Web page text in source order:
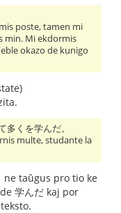
poste, tamen mi
min. Mi ekdormis
okazo de kunigo
くを学んだ。
multe, studante la
ne taŭgus pro tio ke
学んだ kaj por